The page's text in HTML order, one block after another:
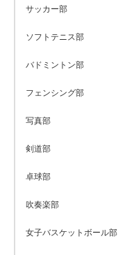
サッカー部
ソフトテニス部
バドミントン部
フェンシング部
写真部
剣道部
卓球部
吹奏楽部
女子バスケットボール部